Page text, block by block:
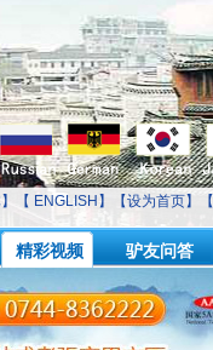
】【 ENGLISH 】【设为首页】【
精彩视频 驴友问答